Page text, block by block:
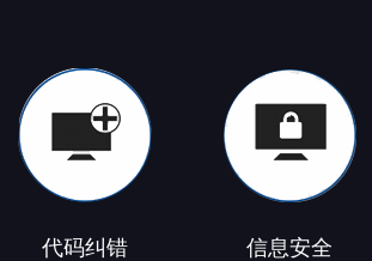
代码纠错 信息安全